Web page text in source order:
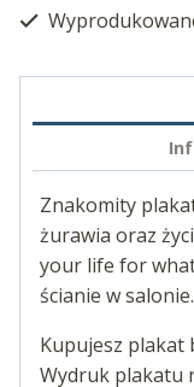
Znakomity
żurawia oraz
your life for
ścianie w salonie.
Kupujesz plakat
Wydruk plakatu